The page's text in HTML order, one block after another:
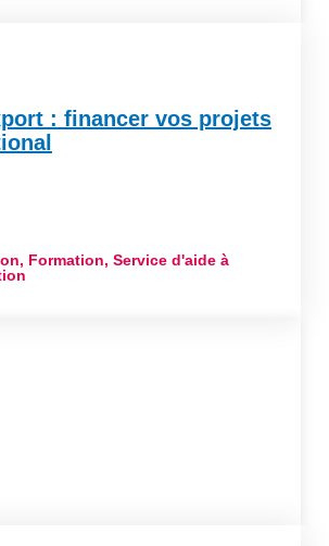
: financer vos projets
, Formation, Service d'aide à